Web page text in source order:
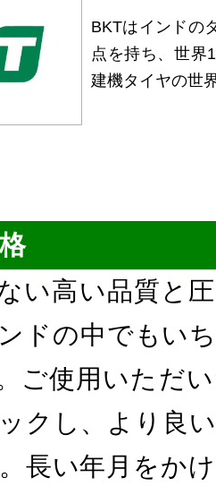
BKTはインドの
点を持ち、世界
建機タイヤの世
い高い品質と
ドの中でもい
ご使用いただ
クし、より良
長い年月をか